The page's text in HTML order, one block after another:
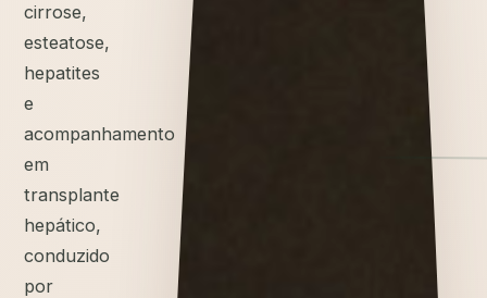
cirrose,
esteatose,
hepatites
e
acompanhamento
em
transplante
hepático,
conduzido
por